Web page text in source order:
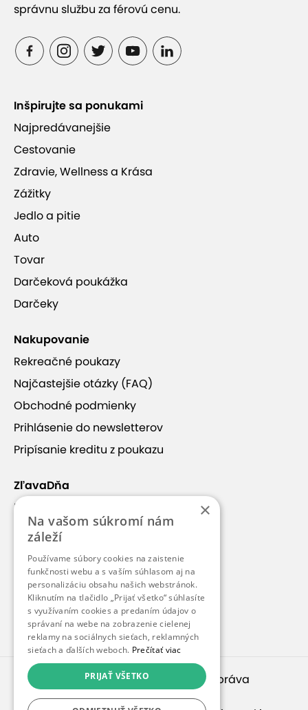
Reštaurácia
Elegantný a moderný dizajn priestrannej
reštaurácie
regiónu. Každý deň budú pre vás pripravené
bohaté raňajky alebo polpenzia. Pochutnať si
ale aj na moderných špecialitách svetovej
kuchyne.
Večer si môžete posedieť
značkovom víne a chutných dezertoch s krásnym
výhľadom na panorámu Tatier a Podhale, ktorá
dodá zvláštne čaro do chvíle strávenej v
príjemnom hotelovom prostredí.
správnu službu za férovú cenu.
Inšpirujte sa ponukami
Najpredávanejšie
Cestovanie
Zdravie, Wellness a Krása
Zážitky
Jedlo a pitie
Auto
Tovar
Darčeková poukážka
Darčeky
Nakupovanie
Rekreačné poukazy
Najčastejšie otázky (FAQ)
Obchodné podmienky
Prihlásenie do newsletterov
Pripísanie kreditu z poukazu
ZľavaDňa
Náš príbeh
Kontakt
Kariéra
Blog
Pre médiá
Pre partnerov
© 2010 – 2026inspirago s. r. o.
. Všetky práva
vyhradené.
×
Na vašom súkromí nám
záleží
Používame súbory cookies na zaistenie
funkčnosti webu a s vaším súhlasom aj na
personalizáciu obsahu našich webstránok.
Kliknutím na tlačidlo „Prijať všetko“ súhlasíte
s využívaním cookies a predaním údajov o
správaní na webe na zobrazenie cielenej
reklamy na sociálnych sieťach, reklamných
sieťach a ďalších weboch. Prečítať viac
PRIJAŤ VŠETKO